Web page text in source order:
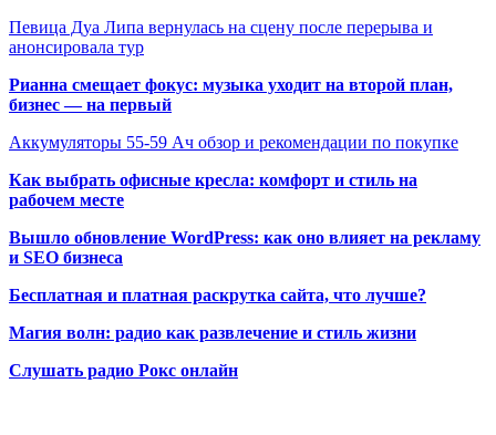
Певица Дуа Липа вернулась на сцену после перерыва и
анонсировала тур
Рианна смещает фокус: музыка уходит на второй план,
бизнес — на первый
Аккумуляторы 55-59 Ач обзор и рекомендации по покупке
Как выбрать офисные кресла: комфорт и стиль на
рабочем месте
Вышло обновление WordPress: как оно влияет на рекламу
и SEO бизнеса
Бесплатная и платная раскрутка сайта, что лучше?
Магия волн: радио как развлечение и стиль жизни
Слушать радио Рокс онлайн